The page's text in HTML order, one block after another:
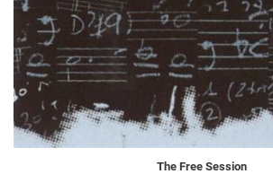
The Free Session